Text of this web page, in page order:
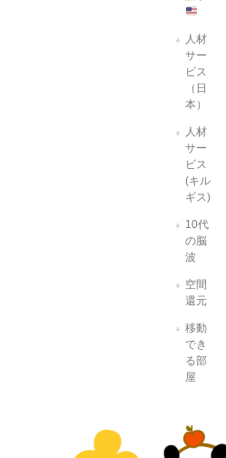
人材
サー
ビス
（日
本）
人材
サー
ビス
(キル
ギス)
10代
の脳
波
空間
還元
移動
でき
る部
屋